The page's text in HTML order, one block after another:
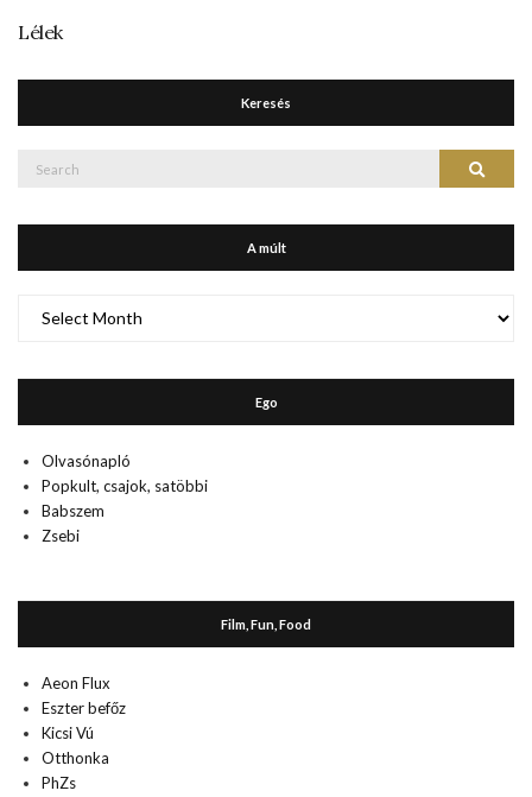
Lélek
Keresés
Search
A múlt
múlt
Ego
Olvasónapló
Popkult, csajok, satöbbi
Babszem
Zsebi
Film, Fun, Food
Aeon Flux
Eszter befőz
Kicsi Vú
Otthonka
PhZs